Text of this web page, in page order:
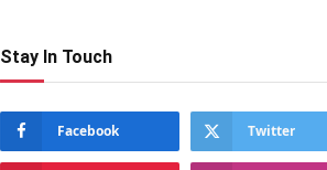
Stay In Touch
Facebook Twitter